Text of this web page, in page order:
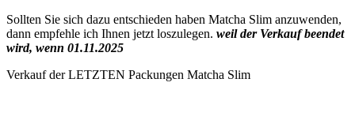
Sollten Sie sich dazu entschieden haben Matcha Slim anzuwenden,
dann empfehle ich Ihnen jetzt loszulegen. weil der Verkauf beendet
wird, wenn 01.11.2025
Verkauf der LETZTEN Packungen Matcha Slim